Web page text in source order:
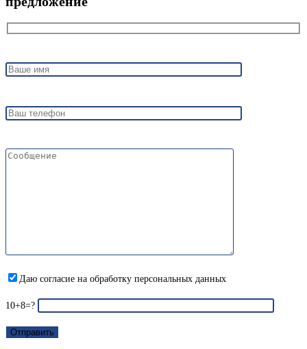
Даю согласие на обработку персональных данных
10+8=?